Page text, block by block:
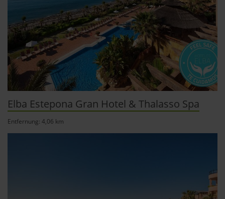
der Datenschutzerklärung.
Datenschutzerklärung|Impressum
Elba Estepona Gran Hotel & Thalasso Spa
Entfernung: 4,06 km